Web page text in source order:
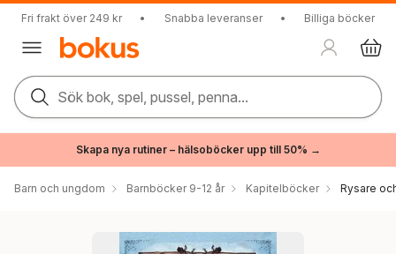
Fri frakt över 249 kr • Snabba leveranser • Billiga böcker
Sök bok, spel, pussel, penna...
Skapa nya rutiner – hälsoböcker upp till 50% →
Barn och ungdom Barnböcker 9-12 år Kapitelböcker Rysare